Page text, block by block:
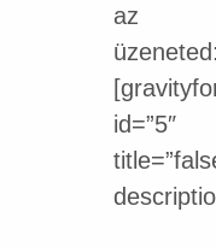
az
id=”5″